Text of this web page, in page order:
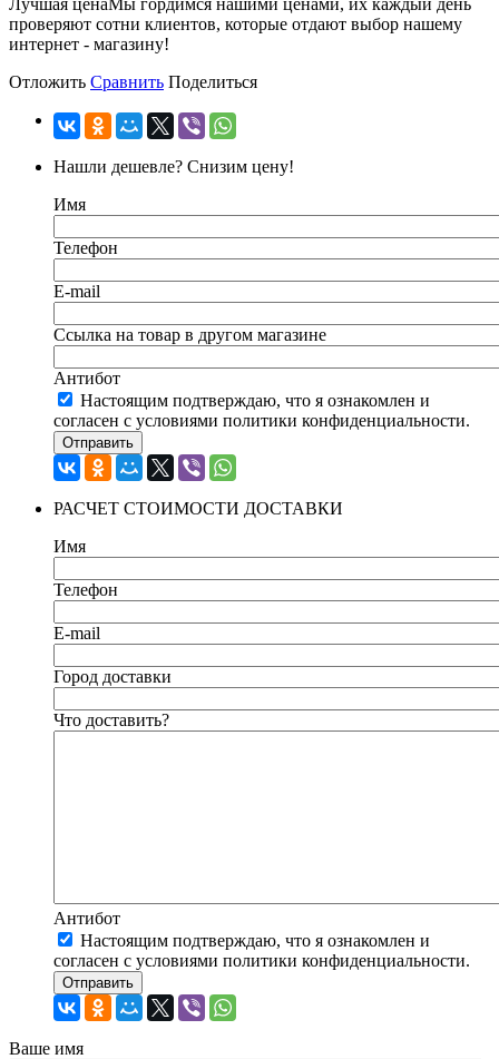
проверяют сотни клиентов, которые отдают выбор нашему
интернет - магазину!
Отложить Сравнить Поделиться
Нашли дешевле? Снизим цену!
Имя
Телефон
E-mail
Ссылка на товар в другом магазине
Антибот
Настоящим подтверждаю, что я ознакомлен и
согласен с условиями политики конфиденциальности.
Отправить
РАСЧЕТ СТОИМОСТИ ДОСТАВКИ
Имя
Телефон
E-mail
Город доставки
Что доставить?
Антибот
Настоящим подтверждаю, что я ознакомлен и
согласен с условиями политики конфиденциальности.
Отправить
Ваше имя